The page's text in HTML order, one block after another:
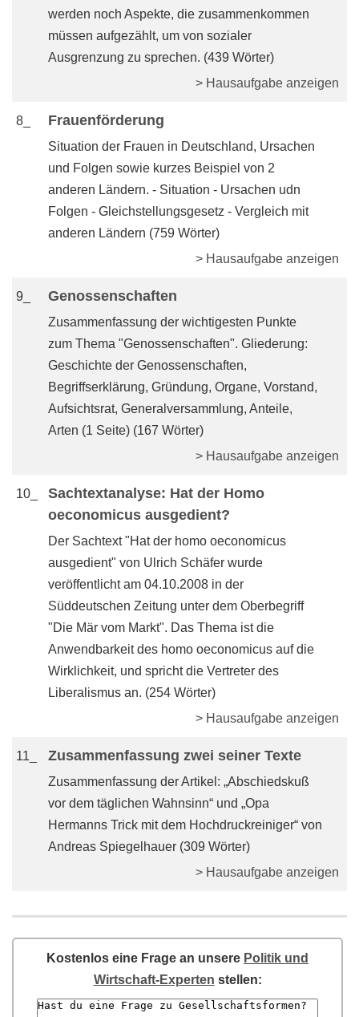
werden noch Aspekte, die zusammenkommen
müssen aufgezählt, um von sozialer
Ausgrenzung zu sprechen. (439 Wörter)
> Hausaufgabe anzeigen
8_ Frauenförderung
Situation der Frauen in Deutschland, Ursachen
und Folgen sowie kurzes Beispiel von 2
anderen Ländern. - Situation - Ursachen udn
Folgen - Gleichstellungsgesetz - Vergleich mit
anderen Ländern (759 Wörter)
> Hausaufgabe anzeigen
9_ Genossenschaften
Zusammenfassung der wichtigesten Punkte
zum Thema "Genossenschaften". Gliederung:
Geschichte der Genossenschaften,
Begriffserklärung, Gründung, Organe, Vorstand,
Aufsichtsrat, Generalversammlung, Anteile,
Arten (1 Seite) (167 Wörter)
> Hausaufgabe anzeigen
10_
Sachtextanalyse: Hat der Homo
oeconomicus ausgedient?
Der Sachtext "Hat der homo oeconomicus
ausgedient" von Ulrich Schäfer wurde
veröffentlicht am 04.10.2008 in der
Süddeutschen Zeitung unter dem Oberbegriff
"Die Mär vom Markt". Das Thema ist die
Anwendbarkeit des homo oeconomicus auf die
Wirklichkeit, und spricht die Vertreter des
Liberalismus an. (254 Wörter)
> Hausaufgabe anzeigen
11_ Zusammenfassung zwei seiner Texte
Zusammenfassung der Artikel: „Abschiedskuß
vor dem täglichen Wahnsinn“ und „Opa
Hermanns Trick mit dem Hochdruckreiniger“ von
Andreas Spiegelhauer (309 Wörter)
> Hausaufgabe anzeigen
Kostenlos eine Frage an unsere Politik und
Wirtschaft-Experten stellen: